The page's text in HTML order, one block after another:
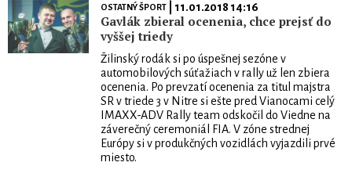
OSTATNÝ ŠPORT| 11.01.2018 14:16
Gavlák zbieral ocenenia, chce prejsť do
vyššej triedy
Žilinský rodák si po úspešnej sezóne v
automobilových súťažiach v rally už len zbiera
ocenenia. Po prevzatí ocenenia za titul majstra
SR v triede 3 v Nitre si ešte pred Vianocami celý
IMAXX-ADV Rally team odskočil do Viedne na
záverečný ceremoniál FIA. V zóne strednej
Európy si v produkčných vozidlách vyjazdili prvé
miesto.